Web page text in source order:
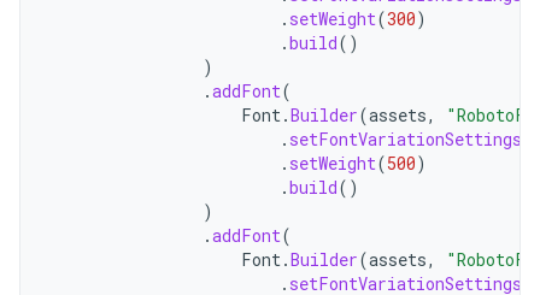
. setWeight(300)
.build()
)
.addFont(
Font.Builder(assets,
. setFontVariationSettings
. setWeight(500)
.build()
)
.addFont(
Font.Builder(assets,
. setFontVariationSettings